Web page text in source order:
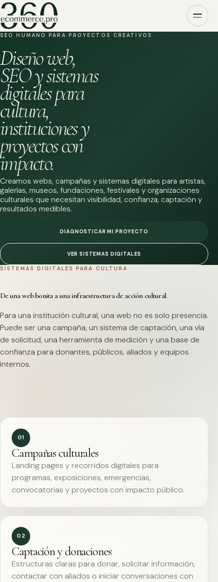
SEO HUMANO PARA PROYECTOS CREATIVOS
Diseño web,
SEO y sistemas
digitales para
cultura,
instituciones y
proyectos con
impacto.
Creamos webs, campañas y sistemas digitales para artistas,
galerías, museos, fundaciones, festivales y organizaciones
culturales que necesitan visibilidad, confianza, captación y
resultados medibles.
DIAGNOSTICAR MI PROYECTO
VER SISTEMAS DIGITALES
SISTEMAS DIGITALES PARA CULTURA
De una web bonita a una infraestructura de acción cultural.
Para una institución cultural, una web no es solo presencia.
Puede ser una campaña, un sistema de captación, una vía
de solicitud, una herramienta de medición y una base de
confianza para donantes, públicos, aliados y equipos
internos.
01
Campañas culturales
Landing pages y recorridos digitales para
programas, exposiciones, emergencias,
convocatorias y proyectos con impacto público.
02
Captación y donaciones
Estructuras claras para donar, solicitar información,
contactar con aliados o iniciar conversaciones con